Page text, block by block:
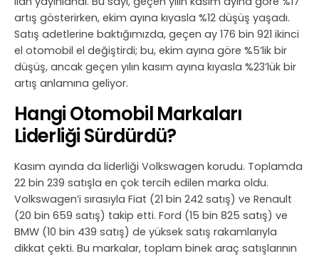
artış gösterirken, ekim ayına kıyasla %12 düşüş yaşadı.
Satış adetlerine baktığımızda, geçen ay 176 bin 921 ikinci
el otomobil el değiştirdi; bu, ekim ayına göre %5’lik bir
düşüş, ancak geçen yılın kasım ayına kıyasla %23’lük bir
artış anlamına geliyor.
Hangi Otomobil Markaları
Liderliği Sürdürdü?
Kasım ayında da liderliği Volkswagen korudu. Toplamda
22 bin 239 satışla en çok tercih edilen marka oldu.
Volkswagen’i sırasıyla Fiat (21 bin 242 satış) ve Renault
(20 bin 659 satış) takip etti. Ford (15 bin 825 satış) ve
BMW (10 bin 439 satış) de yüksek satış rakamlarıyla
dikkat çekti. Bu markalar, toplam binek araç satışlarının